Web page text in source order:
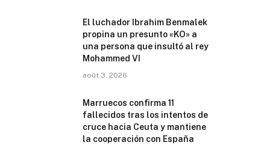
El luchador Ibrahim Benmalek
propina un presunto «KO» a
una persona que insultó al rey
Mohammed VI
août 3, 2026
Marruecos confirma 11
fallecidos tras los intentos de
cruce hacia Ceuta y mantiene
la cooperación con España